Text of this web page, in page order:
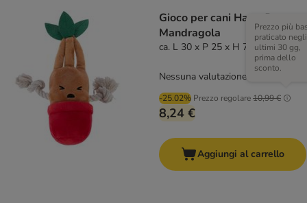
Gioco per cani Harry Potter
Mandragola
ca. L 30 x P 25 x H 7,5 cm
-25.02% Prezzo regolare10,99 €
Prezzo più
praticato negli
ultimi 30 gg,
prima dello
sconto.
8,24 €
Nessuna valutazione
Aggiungi al carrello